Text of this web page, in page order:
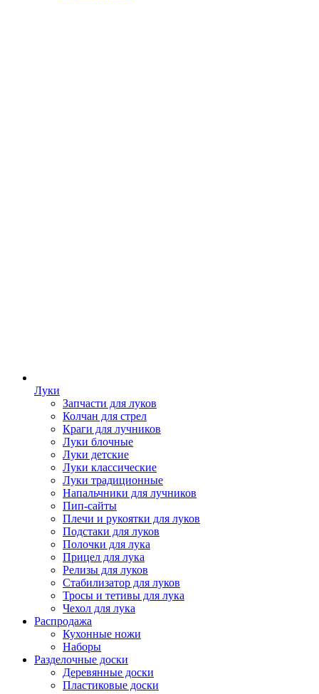
Луки
Запчасти для луков
Колчан для стрел
Краги для лучников
Луки блочные
Луки детские
Луки классические
Луки традиционные
Напальчники для лучников
Пип-сайты
Плечи и рукоятки для луков
Подстаки для луков
Полочки для лука
Прицел для лука
Релизы для луков
Стабилизатор для луков
Тросы и тетивы для лука
Чехол для лука
Распродажа
Кухонные ножи
Наборы
Разделочные доски
Деревянные доски
Пластиковые доски